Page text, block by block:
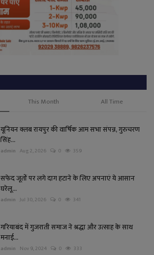
This Month All Time
यूनियन क्लब रायपुर की वार्षिक आम सभा संपन्न, गुरुचरण
सिंह...
admin Aug 2, 2026 0 359
सफेद जूतों पर लगे दाग हटाने के लिए अपनाएं ये आसान
घरेलू...
admin Jul 30, 2026 0 341
गरियाबंद में गुजराती समाज ने श्रद्धा और उत्साह के साथ
मनाई...
admin Nov 9, 2024 0 333